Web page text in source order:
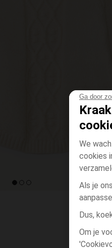
Ga door
We
cookies
Als je
Dus,
Om je